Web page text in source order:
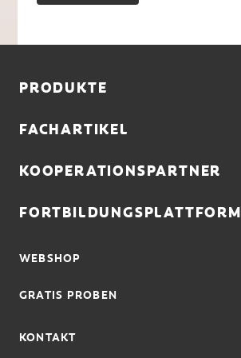
PRODUKTE
FACHARTIKEL
KOOPERATIONSPARTNER
FORTBILDUNGSPLATTFORM
WEBSHOP
GRATIS PROBEN
KONTAKT